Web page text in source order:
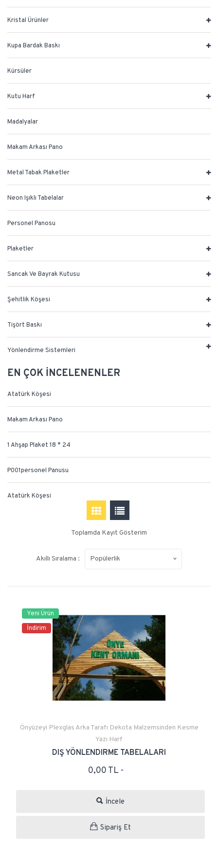
Kristal Ürünler
Kupa Bardak Baskı
Kürsüler
Kutu Harf
Madalyalar
Makam Arkası Pano
Metal Tabak Plaketler
Neon Işıklı Tabelalar
Personel Panosu
Plaketler
Sancak Ve Bayrak Kutusu
Şehitlik Köşesi
Tişört Baskı
Yönlendirme Sistemleri
EN ÇOK İNCELENENLER
Atatürk Köşesi
Makam Arkası Pano
1 Ahşap Plaket 18 * 24
P001personel Panusu
Atatürk Köşesi
Toplamda Kayıt Gösterim
Akıllı Sıralama : Popülerlik
Yeni Ürün
İndirim
Önyüzeyi Plexglas Arka Tarafı Dekota Malzemsinden Kesme
Yazı Harf
DIŞ YÖNLENDIRME TABELALARI
0,00 TL -
İncele
Sipariş Et